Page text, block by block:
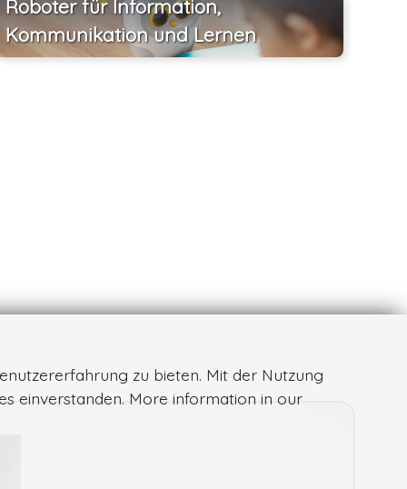
Roboter für Information,
Kommunikation und Lernen
zu bieten. Mit der Nutzung
einverstanden. More information in our